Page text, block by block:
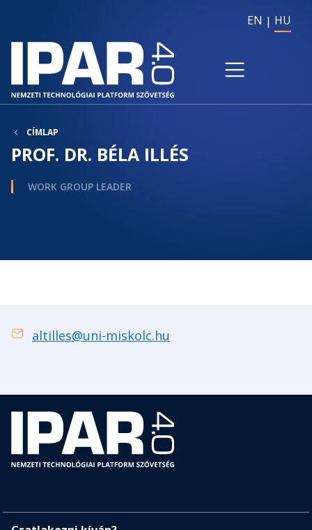
EN HU
CÍMLAP
PROF. DR. BÉLA ILLÉS
WORK GROUP LEADER
altilles@uni-miskolc.hu